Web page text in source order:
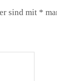
sind mit *